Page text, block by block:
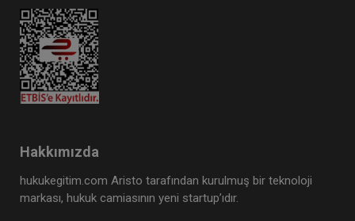
Hakkımızda
hukukegitim.com Aristo tarafından kurulmuş bir teknoloji
markası, hukuk camiasının yeni startup’ıdır.